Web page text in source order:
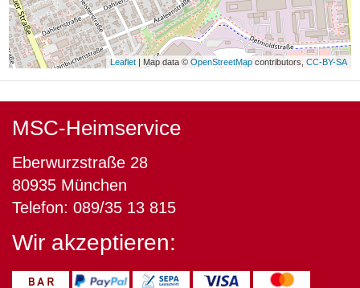
Leaflet| Map data © OpenStreetMap contributors, CC-BY-SA
MSC-Heimservice
Eberwurzstraße 28
80935 München
Telefon: 089/35 13 815
Wir akzeptieren: